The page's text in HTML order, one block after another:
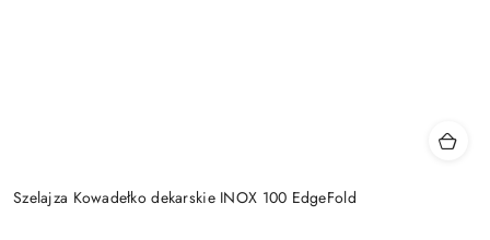
Szelajza Kowadełko dekarskie INOX 100 EdgeFold